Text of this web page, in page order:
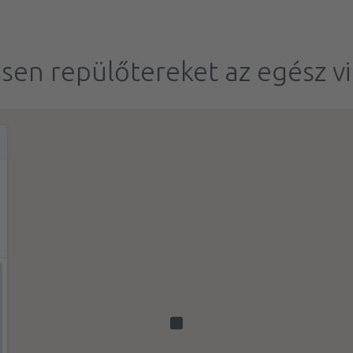
repülőtereket az egész